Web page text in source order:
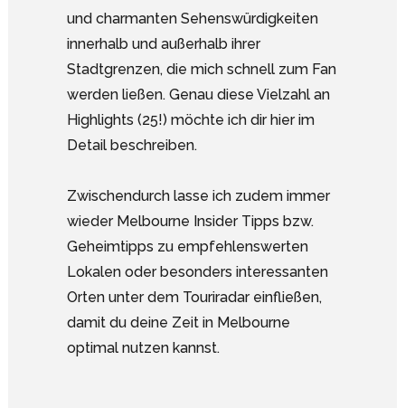
und charmanten Sehenswürdigkeiten
innerhalb und außerhalb ihrer
Stadtgrenzen, die mich schnell zum Fan
werden ließen. Genau diese Vielzahl an
Highlights (25!) möchte ich dir hier im
Detail beschreiben.
Zwischendurch lasse ich zudem immer
wieder Melbourne Insider Tipps bzw.
Geheimtipps zu empfehlenswerten
Lokalen oder besonders interessanten
Orten unter dem Touriradar einfließen,
damit du deine Zeit in Melbourne
optimal nutzen kannst.